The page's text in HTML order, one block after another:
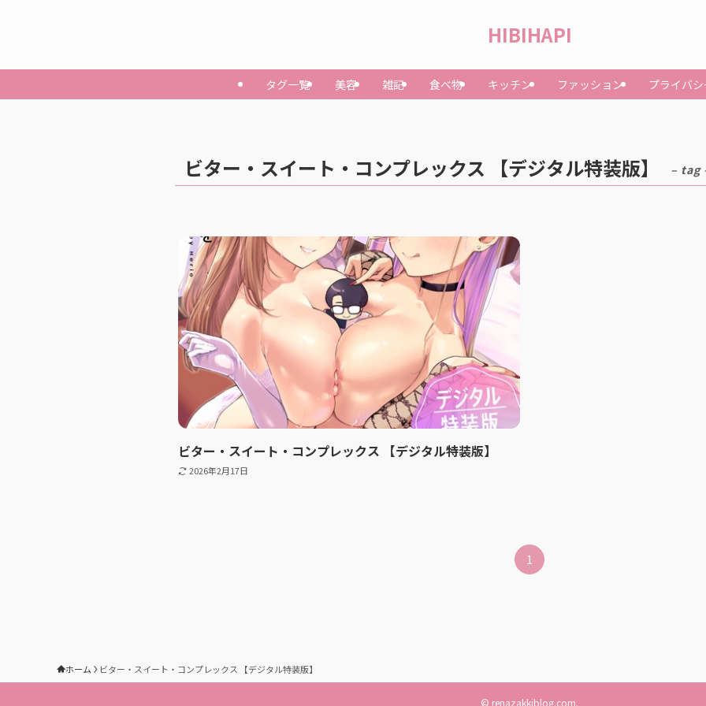
HIBIHAPI
タグ一覧 美容 雑記 食べ物 キッチン ファッション プライバ
ビター・スイート・コンプレックス 【デジタル特装版】 – tag
ビター・スイート・コンプレックス 【デジタル特装版】
2026年2月17日
1
ホーム ビター・スイート・コンプレックス 【デジタル特装版】
© renazakkiblog.com.